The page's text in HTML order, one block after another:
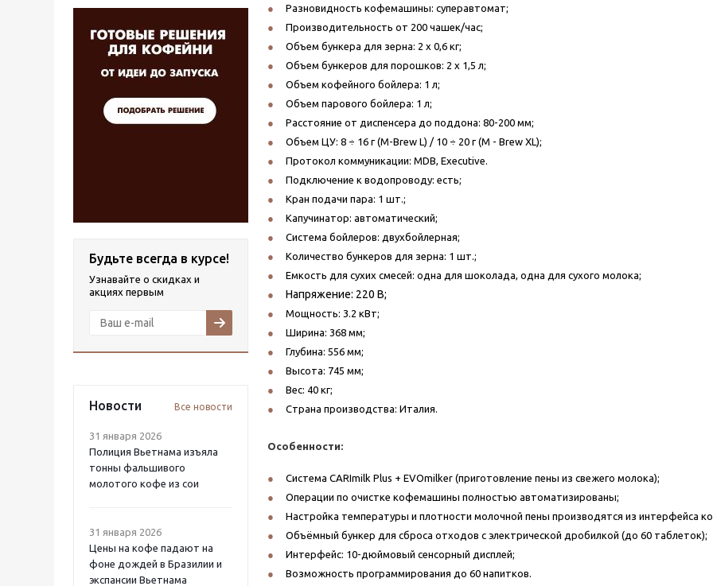
Будьте всегда в курсе!
Узнавайте о скидках и
акциях первым
Новости Все новости
31 января 2026
Полиция Вьетнама изъяла
тонны фальшивого
молотого кофе из сои
31 января 2026
Цены на кофе падают на
фоне дождей в Бразилии и
экспансии Вьетнама
Разновидность кофемашины: суперавтомат;
Производительность от 200 чашек/час;
Объем бункера для зерна: 2 x 0,6 кг;
Объем бункеров для порошков: 2 x 1,5 л;
Объем кофейного бойлера: 1 л;
Объем парового бойлера: 1 л;
Расстояние от диспенсера до поддона: 80-200 мм;
Объем ЦУ: 8 ÷ 16 г (М-Brew L) / 10 ÷ 20 г (M - Brew XL);
Протокол коммуникации: MDB, Executive.
Подключение к водопроводу: есть;
Кран подачи пара: 1 шт.;
Капучинатор: автоматический;
Система бойлеров: двухбойлерная;
Количество бункеров для зерна: 1 шт.;
Емкость для сухих смесей: одна для шоколада, одна для сухого молока;
Напряжение: 220 В;
Мощность: 3.2 кВт;
Ширина: 368 мм;
Глубина: 556 мм;
Высота: 745 мм;
Вес: 40 кг;
Страна производства: Италия.
Особенности:
Система CARImilk Plus + EVOmilker (приготовление пены из свежего молока);
Операции по очистке кофемашины полностью автоматизированы;
Настройка температуры и плотности молочной пены производятся из интерфейса
Объёмный бункер для сброса отходов с электрической дробилкой (до 60 таблеток);
Интерфейс: 10-дюймовый сенсорный дисплей;
Возможность программирования до 60 напитков.